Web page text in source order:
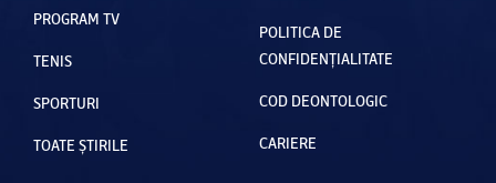
PROGRAM TV
TENIS
SPORTURI
TOATE ȘTIRILE
POLITICA DE
CONFIDENȚIALITATE
COD DEONTOLOGIC
CARIERE